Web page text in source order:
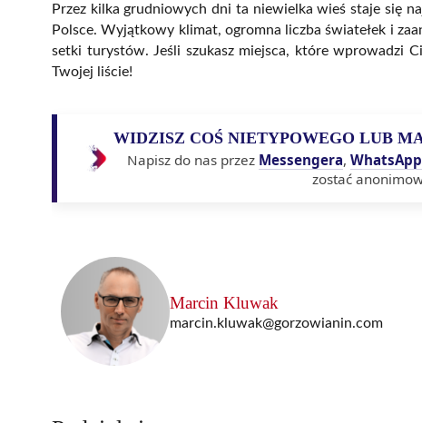
Przez kilka grudniowych dni ta niewielka wieś staje się
Polsce. Wyjątkowy klimat, ogromna liczba światełek i
setki turystów. Jeśli szukasz miejsca, które wprowadzi
Twojej liście!
WIDZISZ COŚ NIETYPOWEGO LUB
Napisz do nas przez Messengera,
zostać
Marcin Kluwak
marcin.kluwak@gorzowianin.com